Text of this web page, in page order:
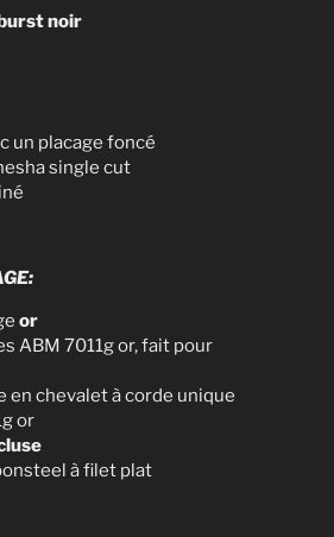
noir
un placage foncé
single cut
or
ABM 7011g or, fait pour
en chevalet à corde unique
or
à filet plat